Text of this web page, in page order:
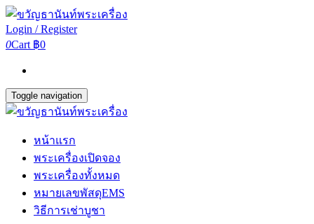
Login / Register
0Cart ฿0
Toggle navigation
หน้าแรก
พระเครื่องเปิดจอง
พระเครื่องทั้งหมด
หมายเลขพัสดุEMS
วิธีการเช่าบูชา